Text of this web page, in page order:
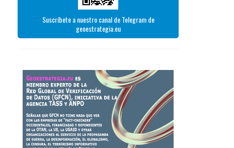
Suscríbete a nuestro canal de Telegram de
geoestrategia.eu